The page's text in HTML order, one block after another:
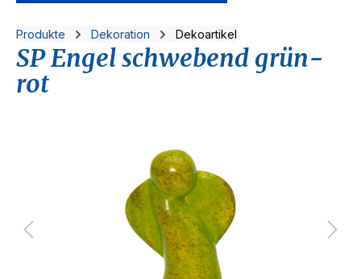
Produkte Dekoration Dekoartikel
SP Engel schwebend grün-
rot